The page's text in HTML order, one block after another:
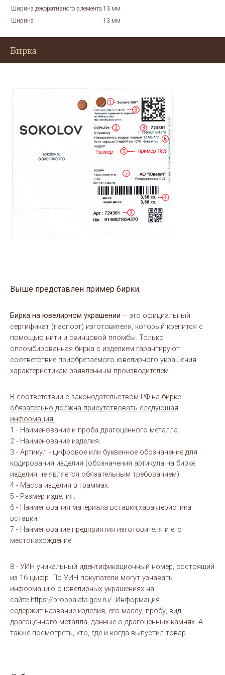
Ширина декоративного элемента 13 мм
Ширина
13 мм
Бирка
Выше представлен пример бирки.
Бирка на ювелирном украшении – это официальный
сертификат (паспорт) изготовителя, который крепится с
помощью нити и свинцовой пломбы. Только
опломбированная бирка с изделием гарантируют
соответствие приобретаемого ювелирного украшения
характеристикам заявленным производителем.
В соответствии с законодательством РФ на бирке
обязательно должна присутствовать следующая
информация:
1 - Наименование и проба драгоценного металла.
2 - Наименование изделия.
3 - Артикул - цифровое или буквенное обозначение для
кодирования изделия (обозначения артикула на бирке
изделия не является обязательным требованием).
4 - Масса изделия в граммах.
5 - Размер изделия.
6 - Наименования материала вставки,характеристика
вставки.
7 - Наименование предприятия изготовителя и его
местонахождение.
8 - УИН уникальный идентификационный номер, состоящий
из 16 цыфр. По УИН покупатели могут узнавать
информацию о ювелирных украшениях на
сайте https://probpalata.gov.ru/. Информация
содержит название изделия, его массу, пробу, вид
драгоценного металла, данные о драгоценных камнях. А
также посмотреть, кто, где и когда выпустил товар.